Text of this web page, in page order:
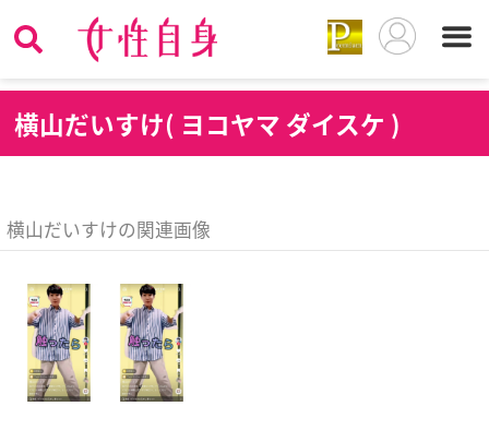
横山だいすけ( ヨコヤマ ダイスケ )
横山だいすけの関連画像